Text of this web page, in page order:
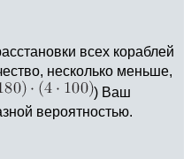
всех кораблей
несколько меньше,
) Ваш
вероятностью.